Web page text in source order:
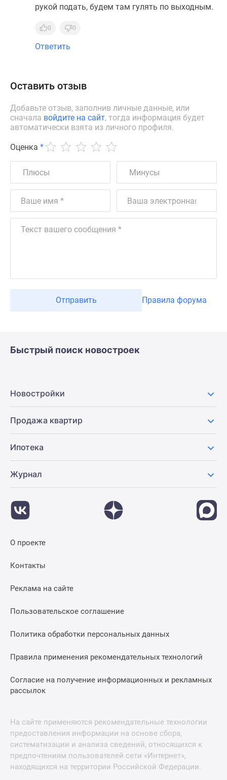
рукой подать, будем там гулять по выходным.
0 0
Ответить
Оставить отзыв
Добавьте отзыв, заполнив личные данные, или
сначала войдите на сайт, тогда информация будет
автоматически взята из личного профиля.
Оценка *
Отправить Правила форума
Быстрый поиск новостроек
Новостройки
Продажа квартир
Ипотека
Журнал
О проекте
Контакты
Реклама на сайте
Пользовательское соглашение
Политика обработки персональных данных
Правила применения рекомендательных технологий
Согласие на получение информационных и рекламных
рассылок
На сайте применяются рекомендательные технологии
предоставления информации на основе сбора,
систематизации и анализа сведений, относящихся к
предпочтениям пользователей сети «Интернет»,
находящихся на территории Российской Федерации.